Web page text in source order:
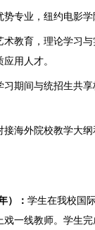
势专业，纽约电影
术教育，理论学习
用人才。
习期间与统招生共
接海外院校教学大
）： 学生在我校国
戏一线教师。学生